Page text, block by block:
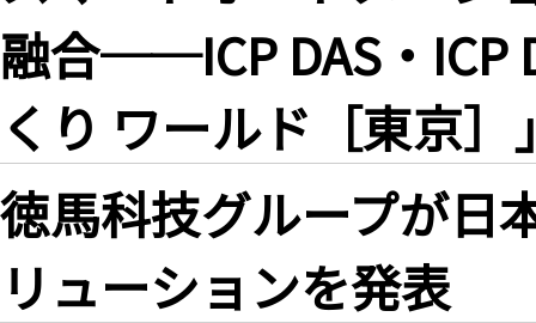
融合──ICP DAS・ICP
くり ワールド［東京］
徳馬科技グループが日
リューションを発表